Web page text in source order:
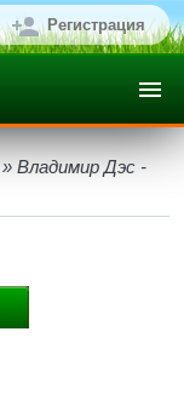
Регистрация
» Владимир Дэс -